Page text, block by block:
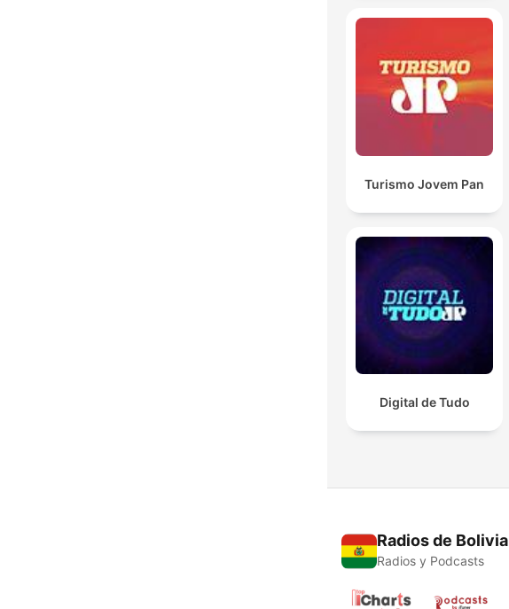
Turismo Jovem Pan
Digital de Tudo
Radios de Bolivia
Radios y Podcasts